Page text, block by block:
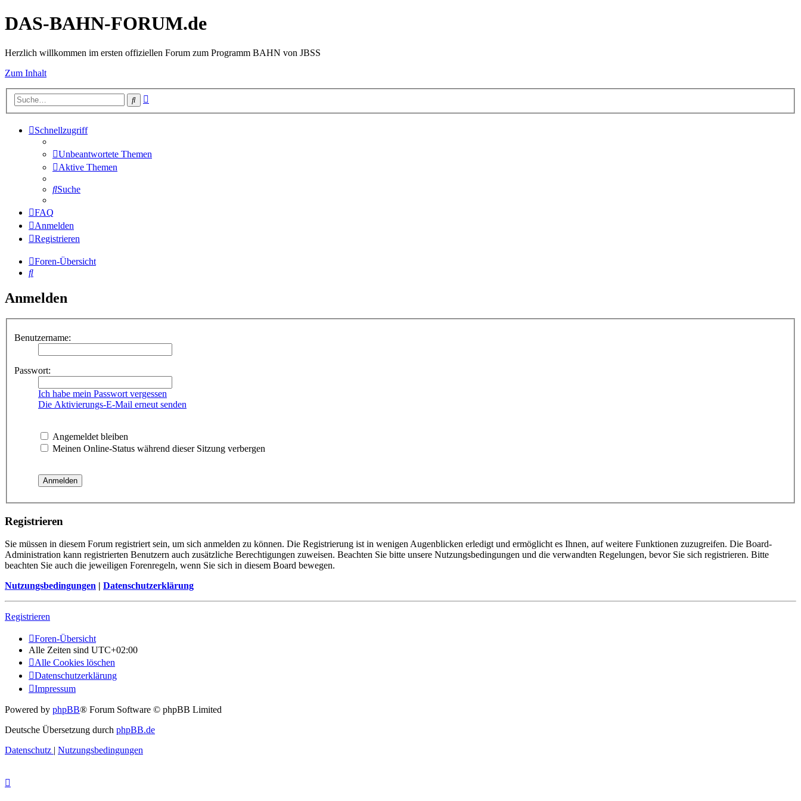
DAS-BAHN-FORUM.de
Herzlich willkommen im ersten offiziellen Forum zum Programm BAHN von JBSS
Zum Inhalt
Suche
Schnellzugriff
Unbeantwortete Themen
Aktive Themen
Suche
FAQ
Anmelden
Registrieren
Foren-Übersicht
Suche
Anmelden
Benutzername:
Passwort:
Ich habe mein Passwort vergessen
Die Aktivierungs-E-Mail erneut senden
Angemeldet bleiben
Meinen Online-Status während dieser Sitzung verbergen
Registrieren
Sie müssen in diesem Forum registriert sein, um sich anmelden zu können. Die Registrierung ist in wenigen Augenblicken erledigt und ermöglicht es Ihnen, auf weitere Funktionen zuzugreifen. Die Board-
Administration kann registrierten Benutzern auch zusätzliche Berechtigungen zuweisen. Beachten Sie bitte unsere Nutzungsbedingungen und die verwandten Regelungen, bevor Sie sich registrieren. Bitte
beachten Sie auch die jeweiligen Forenregeln, wenn Sie sich in diesem Board bewegen.
Nutzungsbedingungen | Datenschutzerklärung
Registrieren
Foren-Übersicht
Alle Zeiten sind UTC+02:00
Alle Cookies löschen
Datenschutzerklärung
Impressum
Powered by phpBB® Forum Software © phpBB Limited
Deutsche Übersetzung durch phpBB.de
Datenschutz | Nutzungsbedingungen